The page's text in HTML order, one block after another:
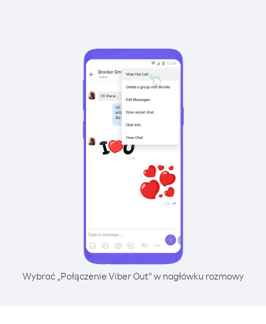
Wybrać „Połączenie Viber Out” w nagłówku rozmowy